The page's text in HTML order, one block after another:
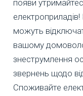
появи
можуть
вашому
знеструмлення
звернень щодо
Споживайте